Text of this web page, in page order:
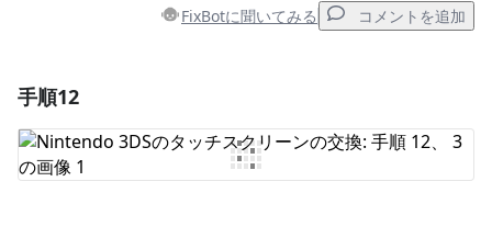
FixBotに聞いてみる コメントを追加
コメントを追加
手順12